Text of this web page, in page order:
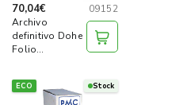
70,04€
09152
Archivo
definitivo Dohe
Folio
ECO Stock